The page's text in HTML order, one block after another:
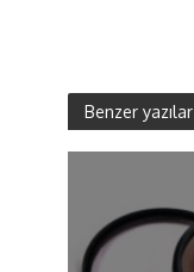
Benzer yazılar